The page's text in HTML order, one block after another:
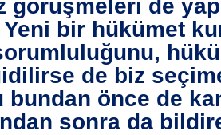
görüşmeleri de
Yeni bir hükümet
de biz
bundan önce de
sonra da